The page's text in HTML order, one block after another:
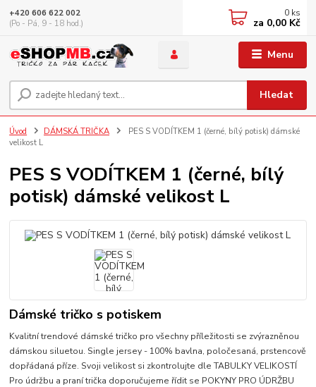
Menu
Hledat
+420 606 622 002
(Po - Pá, 9 - 18 hod.)
0 ks
za 0,00 Kč
Úvod DÁMSKÁ TRIČKA
PES S VODÍTKEM 1 (černé, bílý potisk) dámské
velikost L
PES S VODÍTKEM 1 (černé, bílý
potisk) dámské velikost L
Dámské tričko s potiskem
Kvalitní trendové dámské tričko pro všechny příležitosti se zvýrazněnou
dámskou siluetou. Single jersey - 100% bavlna, poločesaná, prstencově
dopřádaná příze. Svoji velikost si zkontrolujte dle TABULKY VELIKOSTÍ
Pro údržbu a praní trička doporučujeme řídit se POKYNY PRO ÚDRŽBU